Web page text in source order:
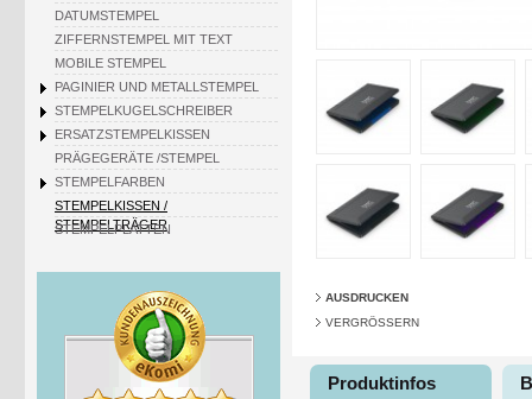
DATUMSTEMPEL
ZIFFERNSTEMPEL MIT TEXT
MOBILE STEMPEL
PAGINIER UND METALLSTEMPEL
STEMPELKUGELSCHREIBER
ERSATZSTEMPELKISSEN
PRÄGEGERÄTE /STEMPEL
STEMPELFARBEN
STEMPELKISSEN /
STEMPELTRÄGER
STEMPELPLATTEN
AUSDRUCKEN
VERGRÖSSERN
Produktinfos